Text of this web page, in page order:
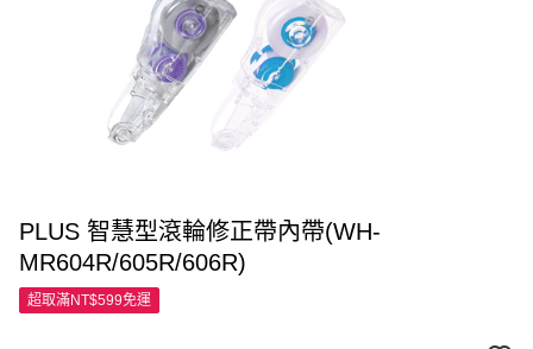
PLUS 智慧型滾輪修正帶內帶(WH-
MR604R/605R/606R)
超取滿NT$599免運